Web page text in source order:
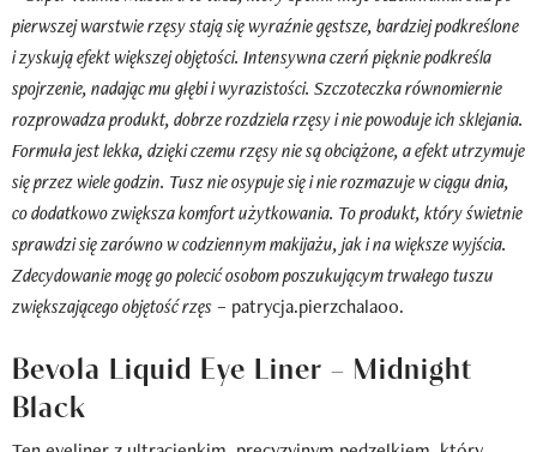
pierwszej warstwie rzęsy stają się wyraźnie gęstsze, bardziej podkreślone
i zyskują efekt większej objętości. Intensywna czerń pięknie podkreśla
spojrzenie, nadając mu głębi i wyrazistości. Szczoteczka równomiernie
rozprowadza produkt, dobrze rozdziela rzęsy i nie powoduje ich sklejania.
Formuła jest lekka, dzięki czemu rzęsy nie są obciążone, a efekt utrzymuje
się przez wiele godzin. Tusz nie osypuje się i nie rozmazuje w ciągu dnia,
co dodatkowo zwiększa komfort użytkowania. To produkt, który świetnie
sprawdzi się zarówno w codziennym makijażu, jak i na większe wyjścia.
Zdecydowanie mogę go polecić osobom poszukującym trwałego tuszu
zwiększającego objętość rzęs – patrycja.pierzchala00.
Bevola Liquid Eye Liner – Midnight
Black